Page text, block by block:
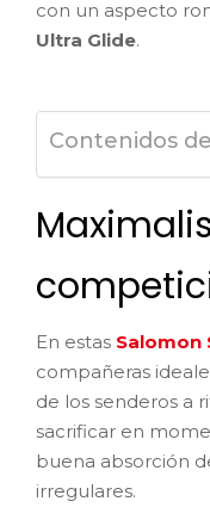
con un aspecto
Ultra Glide.
Contenidos
En estas Salomon
compañeras
de los senderos a
sacrificar en
buena absorción
irregulares.